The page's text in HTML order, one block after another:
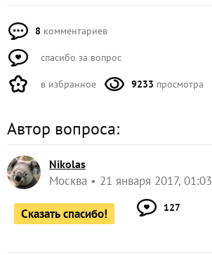
8 комментариев
спасибо за вопрос
в избранное 9233 просмотра
Автор вопроса:
Nikolas
Москва 21 января 2017, 01:03
Сказать спасибо! 127